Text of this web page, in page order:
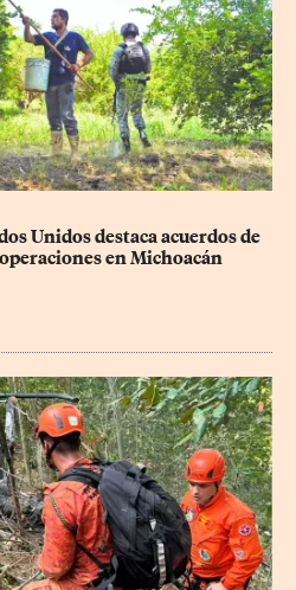
Unidos destaca acuerdos de
en Michoacán